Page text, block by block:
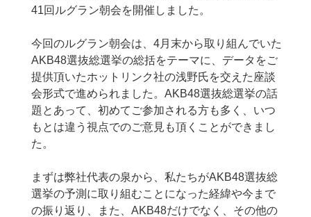
41回ルグラン朝会を開催しました。
今回のルグラン朝会は、4月末から取り組んでいた
AKB48選抜総選挙の総括をテーマに、データをご
提供頂いたホットリンク社の浅野氏を交えた座談
会形式で進められました。AKB48選抜総選挙の話
題とあって、初めてご参加される方も多く、いつ
もとは違う視点でのご意見も頂くことができまし
た。
まずは弊社代表の泉から、私たちがAKB48選抜総
選挙の予測に取り組むことになった経緯や今まで
の振り返り、また、AKB48だけでなく、その他の